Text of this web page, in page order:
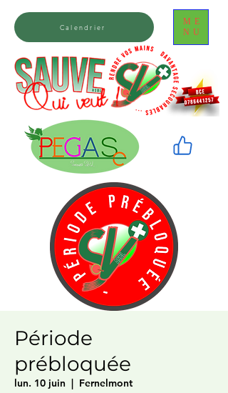
ME
NU
Calendrier
Période
prébloquée
lun. 10 juin
  |
Fernelmont